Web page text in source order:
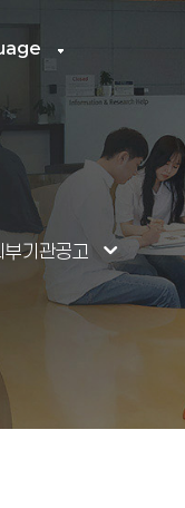
대학교통합검
부기관공고